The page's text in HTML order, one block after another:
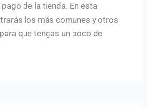
de la tienda. En esta
los más comunes y otros
que tengas un poco de